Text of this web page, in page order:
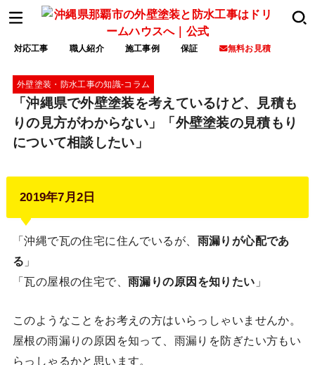
対応工事 職人紹介 施工事例 保証 無料お見積
外壁塗装・防水工事の知識‐コラム
「沖縄県で外壁塗装を考えているけど、見積も
りの見方がわからない」「外壁塗装の見積もり
について相談したい」
2019年7月2日
「沖縄で瓦の住宅に住んでいるが、 雨漏りが心配であ
る 」
「瓦の屋根の住宅で、雨漏りの原因を知りたい 」
このようなことをお考えの方はいらっしゃいませんか。
屋根の雨漏りの原因を知って、雨漏りを防ぎたい方もい
らっしゃるかと思います。